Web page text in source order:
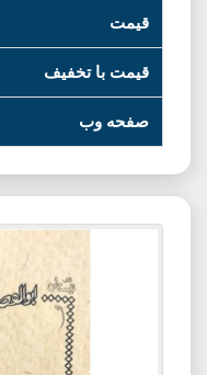
قیمت
قیمت با تخفیف
صفحه وب